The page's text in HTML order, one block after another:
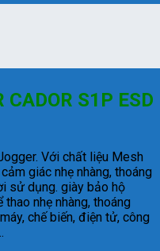
CADOR S1P ESD
Với chất liệu Mesh
giác nhẹ nhàng, thoáng
sử dụng. giày bảo hộ
nhẹ nhàng, thoáng
chế biến, điện tử, công